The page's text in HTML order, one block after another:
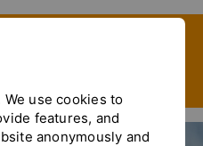
use cookies to
features, and
anonymously and